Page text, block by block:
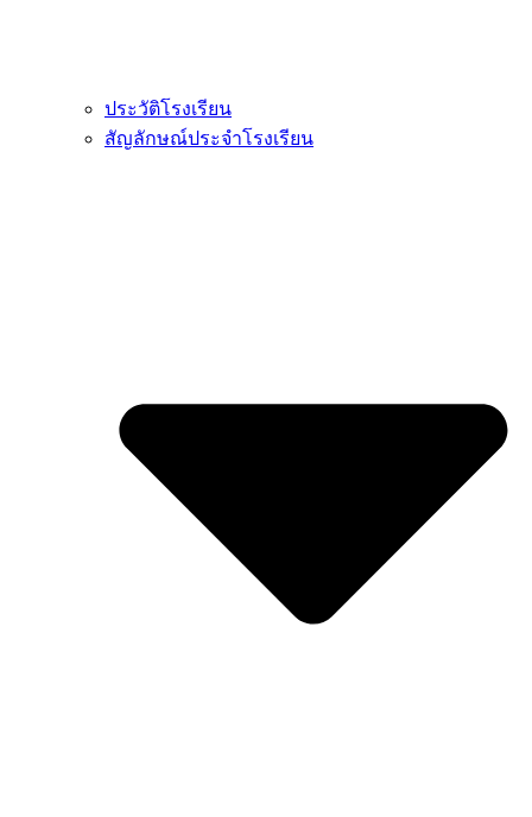
ประวัติโรงเรียน
สัญลักษณ์ประจำโรงเรียน